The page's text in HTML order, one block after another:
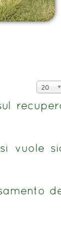
20
vuole